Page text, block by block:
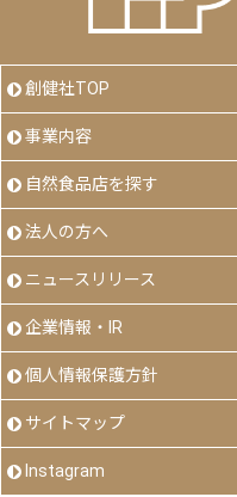
創健社TOP
事業内容
自然食品店を探す
法人の方へ
ニュースリリース
企業情報・IR
個人情報保護方針
サイトマップ
Instagram